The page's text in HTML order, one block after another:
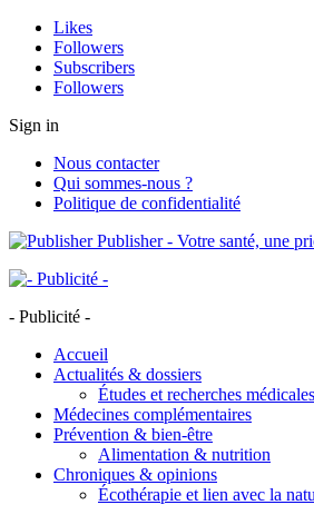
Likes
Followers
Subscribers
Followers
Sign in
Nous contacter
Qui sommes-nous ?
Politique de confidentialité
Publisher - Votre santé, une
- Publicité -
Accueil
Actualités & dossiers
Études et recherches médicales
Médecines complémentaires
Prévention & bien-être
Alimentation & nutrition
Chroniques & opinions
Écothérapie et lien avec la